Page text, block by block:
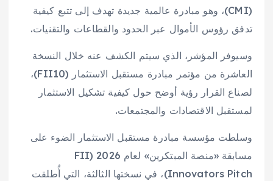
(CMI)، وهو مبادرة عالمية جديدة تهدف إلى تتبع كيفية
تدفق رؤوس الأموال عبر الحدود والقطاعات والتقنيات.
وسيوفر المؤشر، الذي سيتم الكشف عنه خلال النسخة
العاشرة من مؤتمر مبادرة مستقبل الاستثمار (FII10)،
لصناع القرار رؤية أوضح حول كيفية تشكيل الاستثمار
لمستقبل الاقتصادات والمجتمعات.
وسلطت مؤسسة مبادرة مستقبل الاستثمار الضوء على
مسابقة «منصة المبتكرين» لعام 2026 (FII
Innovators Pitch)، في نسختها الثالثة، التي أُطلقت